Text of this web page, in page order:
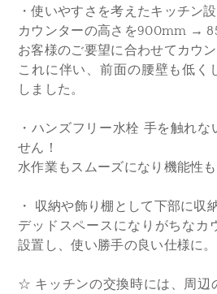
・使いやすさを考えたキッチン
カウンターの高さを900mm →
お客様のご要望に合わせてカウ
これに伴い、前面の腰壁も低く
しました。
・ハンズフリー水栓 手を触れな
せん！
水作業もスムーズになり機能性も
・ 収納や飾り棚として下部に収
デッドスペースになりがちなカ
設置し、使い勝手の良い仕様に。
☆ キッチンの交換時には、周辺